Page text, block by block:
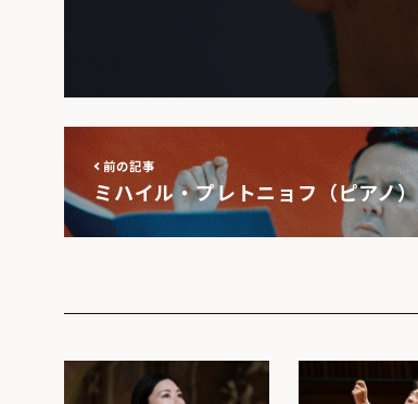
前の記事
ミハイル・プレトニョフ（ピアノ）